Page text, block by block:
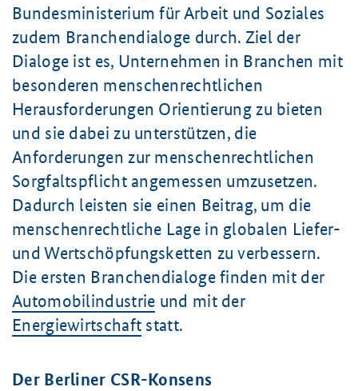
Bundesministerium für Arbeit und Soziales
zudem Branchendialoge durch. Ziel der
Dialoge ist es, Unternehmen in Branchen mit
besonderen menschenrechtlichen
Herausforderungen Orientierung zu bieten
und sie dabei zu unterstützen, die
Anforderungen zur menschenrechtlichen
Sorgfaltspflicht angemessen umzusetzen.
Dadurch leisten sie einen Beitrag, um die
menschenrechtliche Lage in globalen Liefer-
und Wertschöpfungsketten zu verbessern.
Die ersten Branchendialoge finden mit der
Automobilindustrie und mit der
Energiewirtschaft statt.
Der Berliner CSR-Konsens